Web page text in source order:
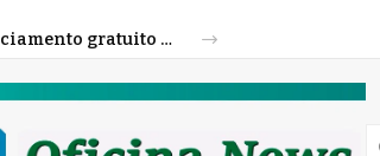
Nissan Kicks completa 10 anos com 1,8 milhão de unidades vendidas